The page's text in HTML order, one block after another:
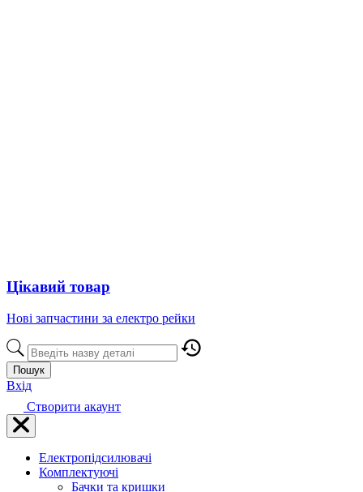
Цікавий товар
Нові запчастини за електро рейки
Пошук
Вхід
Створити акаунт
Електропідсилювачі
Комплектуючі
Бачки та кришки